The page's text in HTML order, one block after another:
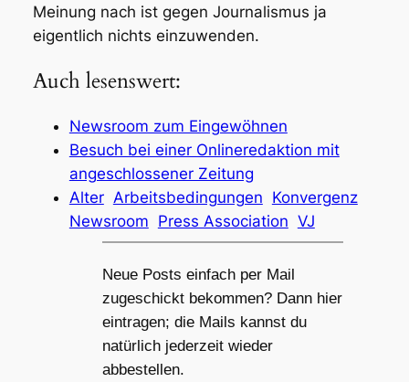
Meinung nach ist gegen Journalismus ja
eigentlich nichts einzuwenden.
Auch lesenswert:
Newsroom zum Eingewöhnen
Besuch bei einer Onlineredaktion mit
angeschlossener Zeitung
Alter Arbeitsbedingungen Konvergenz
Newsroom Press Association VJ
Neue Posts einfach per Mail
zugeschickt bekommen? Dann hier
eintragen; die Mails kannst du
natürlich jederzeit wieder
abbestellen.